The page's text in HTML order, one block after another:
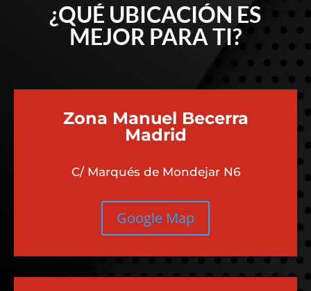
¿QUÉ UBICACIÓN ES
MEJOR PARA TI?
Zona Manuel Becerra
Madrid
C/ Marqués de Mondejar N6
Google Map